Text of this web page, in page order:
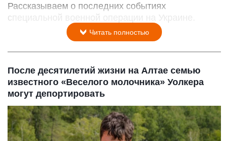
Рассказываем о последних событиях
специальной военной операции на Украине.
Читать полностью
После десятилетий жизни на Алтае семью
известного «Веселого молочника» Уолкера
могут депортировать